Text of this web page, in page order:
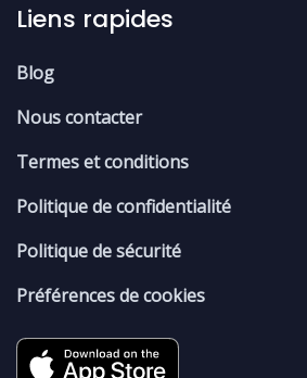
Liens rapides
Blog
Nous contacter
Termes et conditions
Politique de confidentialité
Politique de sécurité
Préférences de cookies